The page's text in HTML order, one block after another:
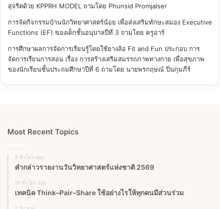
สุจริตด้วย KPPRH MODEL ถามโดย Phunsid Promjaiser
การจัดกิจกรรมบ้านนักวิทยาศาสตร์น้อย เพื่อส่งเสริมทักษะสมอง Executive
Functions (EF) ของเด็กชั้นอนุบาลปีที่ 3 ถามโดย ครูอาร์
การศึกษาผลการจัดการเรียนรู้โดยใช้ยางล้อ Fit and Fun ประกอบ การ
จัดการเรียนการสอน เรื่อง การสร้างเสริมสมรรถภาพทางกาย เพื่อสุขภาพ
ของนักเรียนชั้นประถมศึกษาปีที่ 6 ถามโดย นายพรกฤษณ์ ปิ่นกุมภีร์
Most Recent Topics
5 ชั่วโมง ago
คำกล่าวรายงานวันวิทยาศาสตร์แห่งชาติ 2569
16 ชั่วโมง ago
เทคนิค Think–Pair–Share ใช้อย่างไรให้ทุกคนมีส่วนร่วม
1 วัน ago